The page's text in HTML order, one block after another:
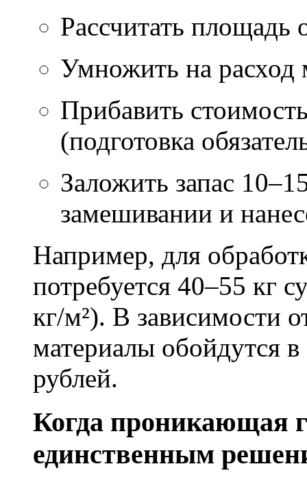
Рассчитать площадь
Умножить на расход
Прибавить
(подготовка
Заложить запас
замешивании и
Например, для
потребуется 40–55 кг
кг/м²). В зависимости
материалы обойдутся
рублей.
Когда проникающая
единственным